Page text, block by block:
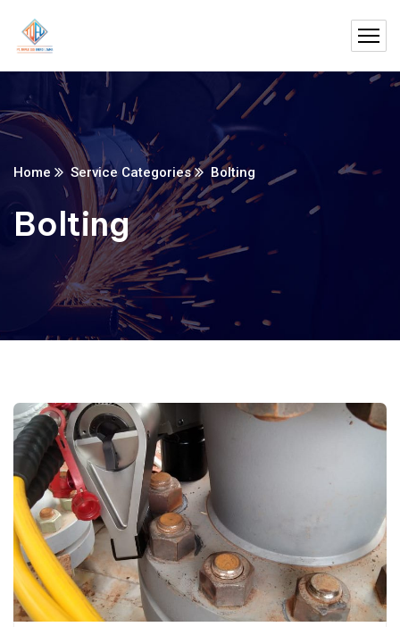
Home Service Categories Bolting
Bolting